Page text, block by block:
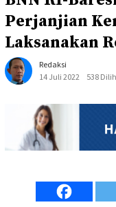
Perjanjian
Laksanakan
Redaksi
14 Juli 2022
538